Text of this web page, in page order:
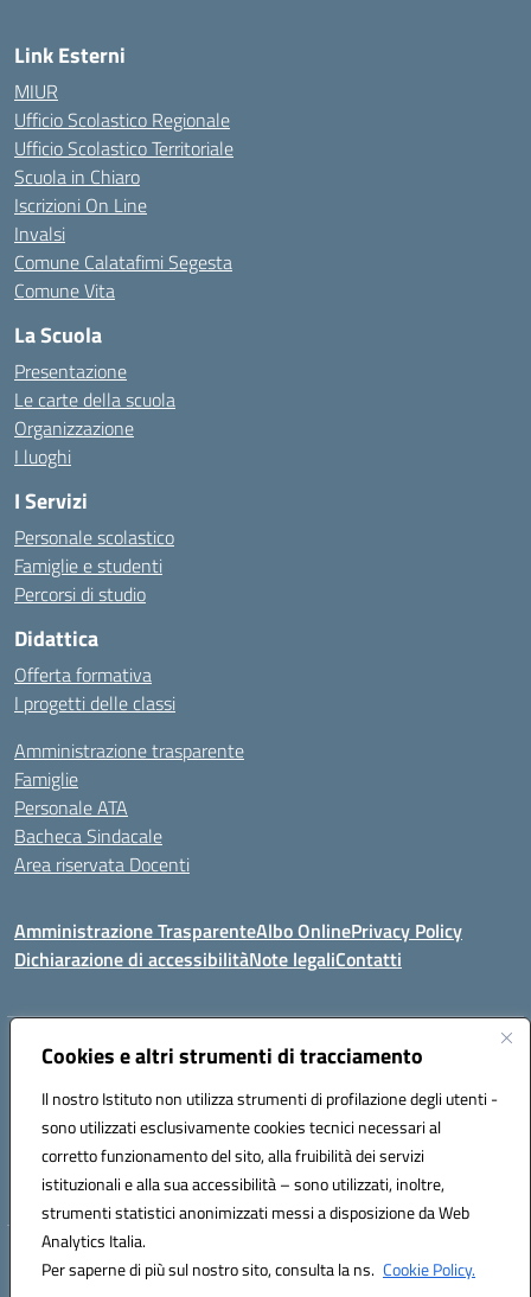
Cookies e altri strumenti di tracciamento
Il nostro Istituto non utilizza strumenti di profilazione degli utenti -
sono utilizzati esclusivamente cookies tecnici necessari al
corretto funzionamento del sito, alla fruibilità dei servizi
istituzionali e alla sua accessibilità – sono utilizzati, inoltre,
strumenti statistici anonimizzati messi a disposizione da Web
Analytics Italia.
Per saperne di più sul nostro sito, consulta la ns. Cookie Policy.
Link Esterni
MIUR
Ufficio Scolastico Regionale
Ufficio Scolastico Territoriale
Scuola in Chiaro
Iscrizioni On Line
Invalsi
Comune Calatafimi Segesta
Comune Vita
La Scuola
Presentazione
Le carte della scuola
Organizzazione
I luoghi
I Servizi
Personale scolastico
Famiglie e studenti
Percorsi di studio
Didattica
Offerta formativa
I progetti delle classi
Amministrazione trasparente
Famiglie
Personale ATA
Bacheca Sindacale
Area riservata Docenti
Amministrazione TrasparenteAlbo OnlinePrivacy Policy
Dichiarazione di accessibilitàNote legaliContatti
Indirizzo:C/da Santa Maria, s.n.c. – 91013 Calatafimi Segesta (TP)
Posta elettronica certificata (PEC):TPIC81300B@pec.istruzione.it
Codice fiscale: 80004430817
Codice meccanografico: TPIC81300B
Hosting & Powered by 3D Solution S.r.l.
Concept & Design by Designers Italia